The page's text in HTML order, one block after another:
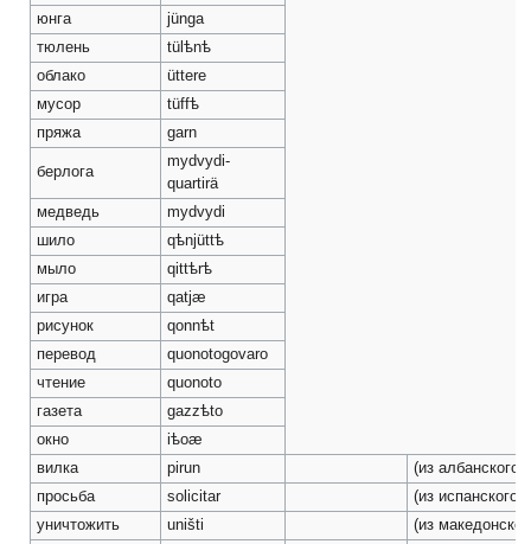
юнга
jünga
тюлень
tülѣnѣ
облако
üttere
мусор
tüffѣ
пряжа
garn
берлога
mydvydi-
quartirä
медведь
mydvydi
шило
qѣnjüttѣ
мыло
qittѣrѣ
игра
qatjæ
рисунок
qonnѣt
перевод
quonotogovaro
чтение
quonoto
газета
gazzѣto
окно
iѣoæ
вилка
pirun
(из албанского)
просьба
solicitar
(из испанского)
уничтожить
uništi
(из